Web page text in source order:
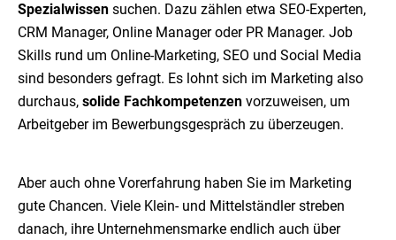
Spezialwissen suchen. Dazu zählen etwa SEO-Experten,
CRM Manager, Online Manager oder PR Manager. Job
Skills rund um Online-Marketing, SEO und Social Media
sind besonders gefragt. Es lohnt sich im Marketing also
durchaus, solide Fachkompetenzen vorzuweisen, um
Arbeitgeber im Bewerbungsgespräch zu überzeugen.
Aber auch ohne Vorerfahrung haben Sie im Marketing
gute Chancen. Viele Klein- und Mittelständler streben
danach, ihre Unternehmensmarke endlich auch über